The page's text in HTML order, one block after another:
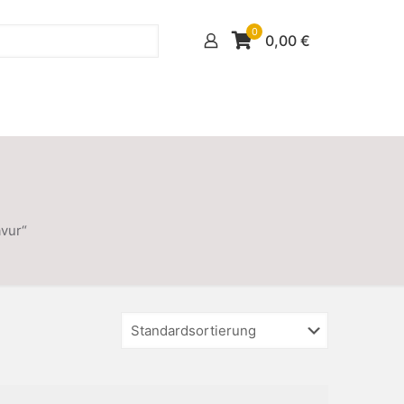
0 0,00 €